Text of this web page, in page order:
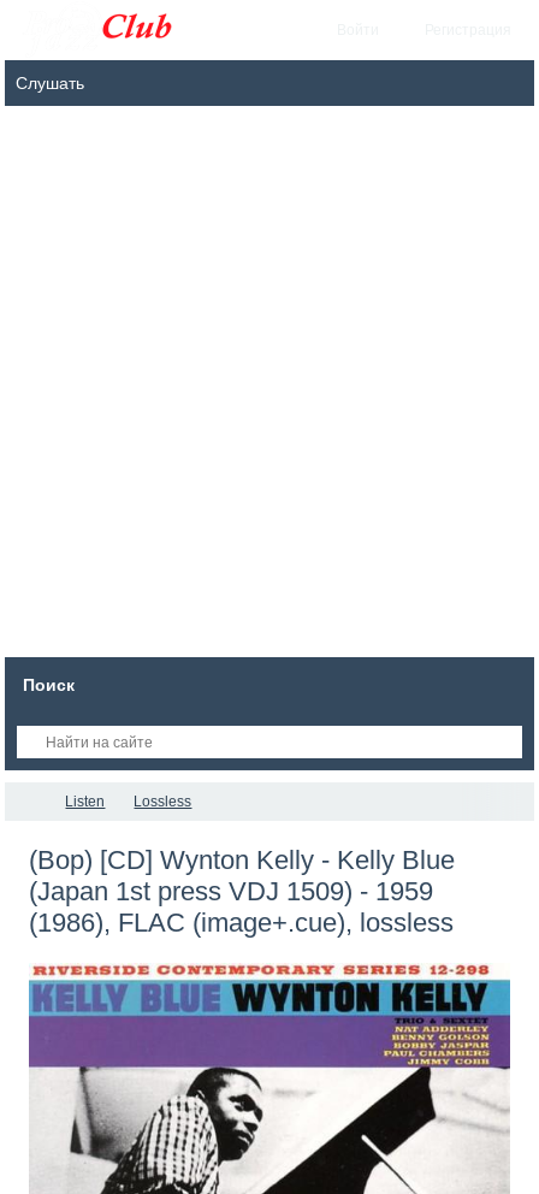
Поиск
Listen Lossless
(Bop) [CD] Wynton Kelly - Kelly Blue
(Japan 1st press VDJ 1509) - 1959
(1986), FLAC (image+.cue), lossless